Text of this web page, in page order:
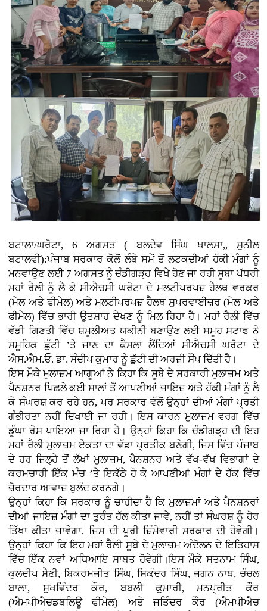
ਬਟਾਲਾ/ਘਰੋਟਾ, 6 ਅਗਸਤ ( ਬਲਦੇਵ ਸਿੰਘ ਖਾਲਸਾ,, ਸੁਨੀਲ
ਬਟਾਲਵੀ):ਪੰਜਾਬ ਸਰਕਾਰ ਕੋਲੋਂ ਲੰਬੇ ਸਮੇਂ ਤੋਂ ਲਟਕਦੀਆਂ ਹੱਕੀ ਮੰਗਾਂ ਨੂੰ
ਮਨਵਾਉਣ ਲਈ 7 ਅਗਸਤ ਨੂੰ ਚੰਡੀਗੜ੍ਹ ਵਿਖੇ ਹੋਣ ਜਾ ਰਹੀ ਸੂਬਾ ਪੱਧਰੀ
ਮਹਾਂ ਰੈਲੀ ਨੂੰ ਲੈ ਕੇ ਸੀਐਚਸੀ ਘਰੋਟਾ ਦੇ ਮਲਟੀਪਰਪਜ਼ ਹੈਲਥ ਵਰਕਰ
(ਮੇਲ ਅਤੇ ਫੀਮੇਲ) ਅਤੇ ਮਲਟੀਪਰਪਜ਼ ਹੈਲਥ ਸੁਪਰਵਾਈਜ਼ਰ (ਮੇਲ ਅਤੇ
ਫੀਮੇਲ) ਵਿੱਚ ਭਾਰੀ ਉਤਸ਼ਾਹ ਦੇਖਣ ਨੂੰ ਮਿਲ ਰਿਹਾ ਹੈ। ਮਹਾਂ ਰੈਲੀ ਵਿੱਚ
ਵੱਡੀ ਗਿਣਤੀ ਵਿੱਚ ਸ਼ਮੂਲੀਅਤ ਯਕੀਨੀ ਬਣਾਉਣ ਲਈ ਸਮੂਹ ਸਟਾਫ ਨੇ
ਸਮੂਹਿਕ ਛੁੱਟੀ ’ਤੇ ਜਾਣ ਦਾ ਫ਼ੈਸਲਾ ਲੈਂਦਿਆਂ ਸੀਐਚਸੀ ਘਰੋਟਾ ਦੇ
ਐਸ.ਐਮ.ਓ. ਡਾ. ਸੰਦੀਪ ਕੁਮਾਰ ਨੂੰ ਛੁੱਟੀ ਦੀ ਅਰਜ਼ੀ ਸੌਂਪ ਦਿੱਤੀ ਹੈ।
ਇਸ ਮੌਕੇ ਮੁਲਾਜ਼ਮ ਆਗੂਆਂ ਨੇ ਕਿਹਾ ਕਿ ਸੂਬੇ ਦੇ ਸਰਕਾਰੀ ਮੁਲਾਜ਼ਮ ਅਤੇ
ਪੈਨਸ਼ਨਰ ਪਿਛਲੇ ਕਈ ਸਾਲਾਂ ਤੋਂ ਆਪਣੀਆਂ ਜਾਇਜ਼ ਅਤੇ ਹੱਕੀ ਮੰਗਾਂ ਨੂੰ ਲੈ
ਕੇ ਸੰਘਰਸ਼ ਕਰ ਰਹੇ ਹਨ, ਪਰ ਸਰਕਾਰ ਵੱਲੋਂ ਉਨ੍ਹਾਂ ਦੀਆਂ ਮੰਗਾਂ ਪ੍ਰਤੀ
ਗੰਭੀਰਤਾ ਨਹੀਂ ਦਿਖਾਈ ਜਾ ਰਹੀ। ਇਸ ਕਾਰਨ ਮੁਲਾਜ਼ਮ ਵਰਗ ਵਿੱਚ
ਡੂੰਘਾ ਰੋਸ ਪਾਇਆ ਜਾ ਰਿਹਾ ਹੈ। ਉਨ੍ਹਾਂ ਕਿਹਾ ਕਿ ਚੰਡੀਗੜ੍ਹ ਦੀ ਇਹ
ਮਹਾਂ ਰੈਲੀ ਮੁਲਾਜ਼ਮ ਏਕਤਾ ਦਾ ਵੱਡਾ ਪ੍ਰਤੀਕ ਬਣੇਗੀ, ਜਿਸ ਵਿੱਚ ਪੰਜਾਬ
ਦੇ ਹਰ ਜ਼ਿਲ੍ਹੇ ਤੋਂ ਲੱਖਾਂ ਮੁਲਾਜ਼ਮ, ਪੈਨਸ਼ਨਰ ਅਤੇ ਵੱਖ-ਵੱਖ ਵਿਭਾਗਾਂ ਦੇ
ਕਰਮਚਾਰੀ ਇੱਕ ਮੰਚ ’ਤੇ ਇਕੱਠੇ ਹੋ ਕੇ ਆਪਣੀਆਂ ਮੰਗਾਂ ਦੇ ਹੱਕ ਵਿੱਚ
ਜ਼ੋਰਦਾਰ ਆਵਾਜ਼ ਬੁਲੰਦ ਕਰਨਗੇ।
ਉਨ੍ਹਾਂ ਕਿਹਾ ਕਿ ਸਰਕਾਰ ਨੂੰ ਚਾਹੀਦਾ ਹੈ ਕਿ ਮੁਲਾਜ਼ਮਾਂ ਅਤੇ ਪੈਨਸ਼ਨਰਾਂ
ਦੀਆਂ ਜਾਇਜ਼ ਮੰਗਾਂ ਦਾ ਤੁਰੰਤ ਹੱਲ ਕੀਤਾ ਜਾਵੇ, ਨਹੀਂ ਤਾਂ ਸੰਘਰਸ਼ ਨੂੰ ਹੋਰ
ਤਿੱਖਾ ਕੀਤਾ ਜਾਵੇਗਾ, ਜਿਸ ਦੀ ਪੂਰੀ ਜ਼ਿੰਮੇਵਾਰੀ ਸਰਕਾਰ ਦੀ ਹੋਵੇਗੀ।
ਉਨ੍ਹਾਂ ਕਿਹਾ ਕਿ ਇਹ ਮਹਾਂ ਰੈਲੀ ਸੂਬੇ ਦੇ ਮੁਲਾਜ਼ਮ ਅੰਦੋਲਨ ਦੇ ਇਤਿਹਾਸ
ਵਿੱਚ ਇੱਕ ਨਵਾਂ ਅਧਿਆਇ ਸਾਬਤ ਹੋਵੇਗੀ।ਇਸ ਮੌਕੇ ਸਤਨਾਮ ਸਿੰਘ,
ਕੁਲਦੀਪ ਸੈਣੀ, ਬਿਕਰਮਜੀਤ ਸਿੰਘ, ਸਿਕੰਦਰ ਸਿੰਘ, ਜਗਨ ਨਾਥ, ਚੰਚਲ
ਬਾਲਾ, ਸੁਖਵਿੰਦਰ ਕੌਰ, ਬਬਲੀ ਕੁਮਾਰੀ, ਮਨਪ੍ਰੀਤ ਕੌਰ
(ਐਮਪੀਐਚਡਬਲਿਊ ਫੀਮੇਲ) ਅਤੇ ਜਤਿੰਦਰ ਕੌਰ (ਐਮਪੀਐਚ